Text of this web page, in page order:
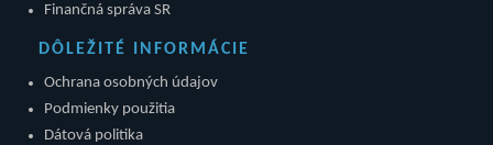
Finančná správa SR
DÔLEŽITÉ INFORMÁCIE
Ochrana osobných údajov
Podmienky použitia
Dátová politika